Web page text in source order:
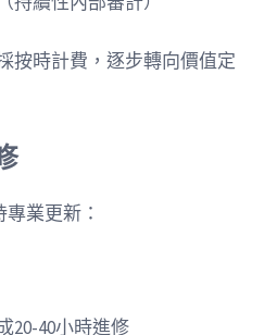
按時計費，逐步轉向價值定
業更新：
20-40小時進修